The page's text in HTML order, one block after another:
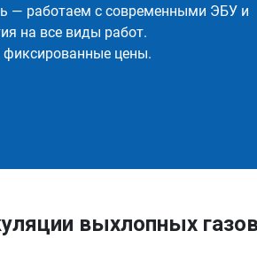
— работаем с современными ЭБУ и
на все виды работ.
фиксированные цены.
выхлопных